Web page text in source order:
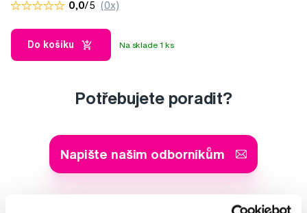
0,0/5 (0x)
Do košíku Na sklade 1 ks
Potřebujete poradit?
Napište našim odborníkům